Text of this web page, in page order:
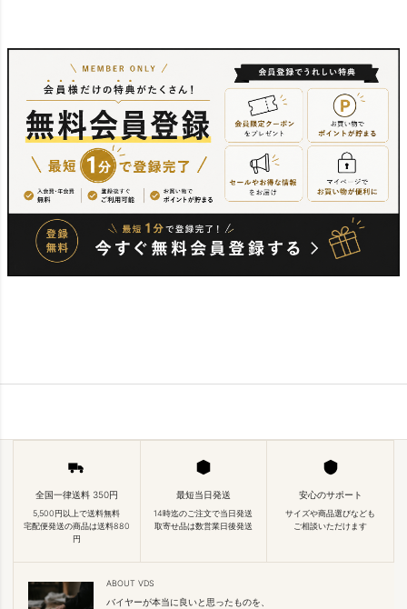
全国一律送料 350円
5,500円以上で送料無料
宅配便発送の商品は送料880
円
最短当日発送
14時迄のご注文で当日発送
取寄せ品は数営業日後発送
安心のサポート
サイズや商品選びなども
ご相談いただけます
ABOUT VDS
バイヤーが本当に良いと思ったものを、